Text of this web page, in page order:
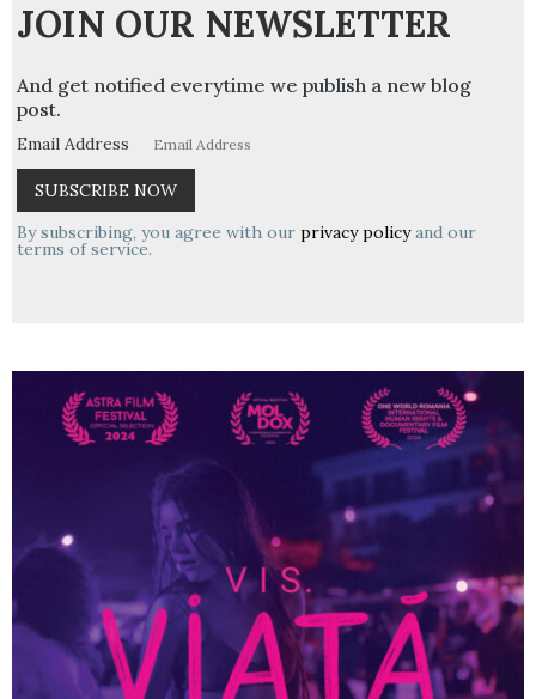
JOIN OUR NEWSLETTER
And get notified everytime we publish a new blog
post.
Email Address
By subscribing, you agree with our privacy policyand our
terms of service.